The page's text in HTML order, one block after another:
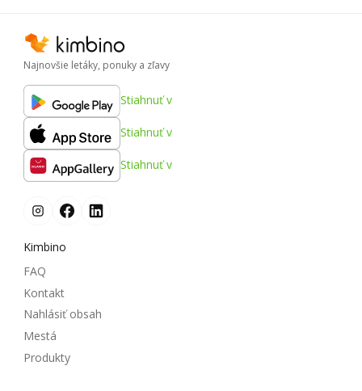
Najnovšie letáky, ponuky a zľavy
Stiahnuť v
Stiahnuť v
Stiahnuť v
Kimbino
FAQ
Kontakt
Nahlásiť obsah
Mestá
Produkty